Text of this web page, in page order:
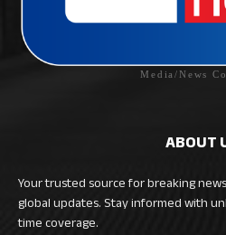
Media/News
ABOUT
Your trusted source for breaking
global updates. Stay informed with
time coverage.